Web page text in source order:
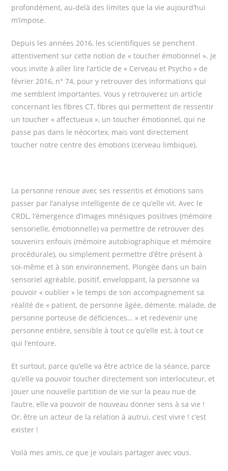
profondément, au-delà des limites que la vie aujourd’hui
m’impose.
Depuis les années 2016, les scientifiques se penchent
attentivement sur cette notion de « toucher émotionnel ». Je
vous invite à aller lire l’article de « Cerveau et Psycho » de
février 2016, n° 74, pour y retrouver des informations qui
me semblent importantes. Vous y retrouverez un article
concernant les fibres CT, fibres qui permettent de ressentir
un toucher « affectueux », un toucher émotionnel, qui ne
passe pas dans le néocortex, mais vont directement
toucher notre centre des émotions (cerveau limbique).
La personne renoue avec ses ressentis et émotions sans
passer par l’analyse intelligente de ce qu’elle vit. Avec le
CRDL, l’émergence d’images mnésiques positives (mémoire
sensorielle, émotionnelle) va permettre de retrouver des
souvenirs enfouis (mémoire autobiographique et mémoire
procédurale), ou simplement permettre d’être présent à
soi-même et à son environnement. Plongée dans un bain
sensoriel agréable, positif, enveloppant, la personne va
pouvoir « oublier » le temps de son accompagnement sa
réalité de « patient, de personne âgée, démente, malade, de
personne porteuse de déficiences… » et redevenir une
personne entière, sensible à tout ce qu’elle est, à tout ce
qui l’entoure.
Et surtout, parce qu’elle va être actrice de la séance, parce
qu’elle va pouvoir toucher directement son interlocuteur, et
jouer une nouvelle partition de vie sur la peau nue de
l’autre, elle va pouvoir de nouveau donner sens à sa vie !
Or, être un acteur de la relation à autrui, c’est vivre ! c’est
exister !
Voilà mes amis, ce que je voulais partager avec vous.